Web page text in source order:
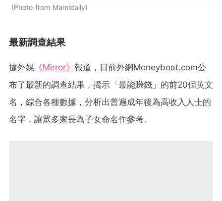
Photo from Mamidaily
最新調查結果
據外媒 《Mirror》 報道，日前外網Moneyboat.com公
布了最新的調查結果，揭示「最能賺錢」的前20個英文
名，綜合各種數據，分析出普遍成年後為高收入人士的
名字，讓眾多家長為子女命名作參考。